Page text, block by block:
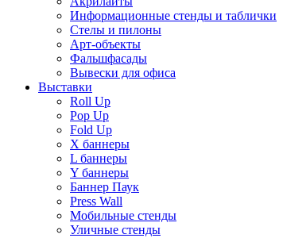
Информационные стенды и таблички
Стелы и пилоны
Арт-объекты
Фальшфасады
Вывески для офиса
Выставки
Roll Up
Pop Up
Fold Up
Х баннеры
L баннеры
Y баннеры
Баннер Паук
Press Wall
Мобильные стенды
Уличные стенды